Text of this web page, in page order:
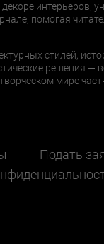
интерьеров,
помогая
стилей,
решения —
мире
Подать